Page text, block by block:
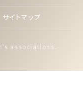
サイトマップ
associations.